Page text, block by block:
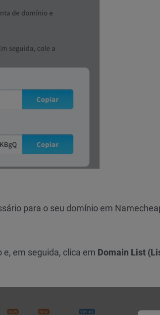
para o seu domínio em
em seguida, clica em Domain List